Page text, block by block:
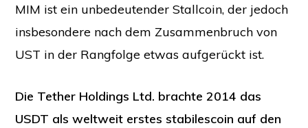
MIM ist ein unbedeutender Stallcoin, der jedoch
insbesondere nach dem Zusammenbruch von
UST in der Rangfolge etwas aufgerückt ist.
Die Tether Holdings Ltd. brachte 2014 das
USDT als weltweit erstes stabilescoin auf den